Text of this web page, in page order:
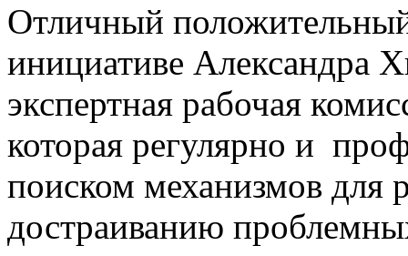
Отличный
инициативе Александра
экспертная рабочая
которая регулярно и
поиском механизмов для
достраиванию